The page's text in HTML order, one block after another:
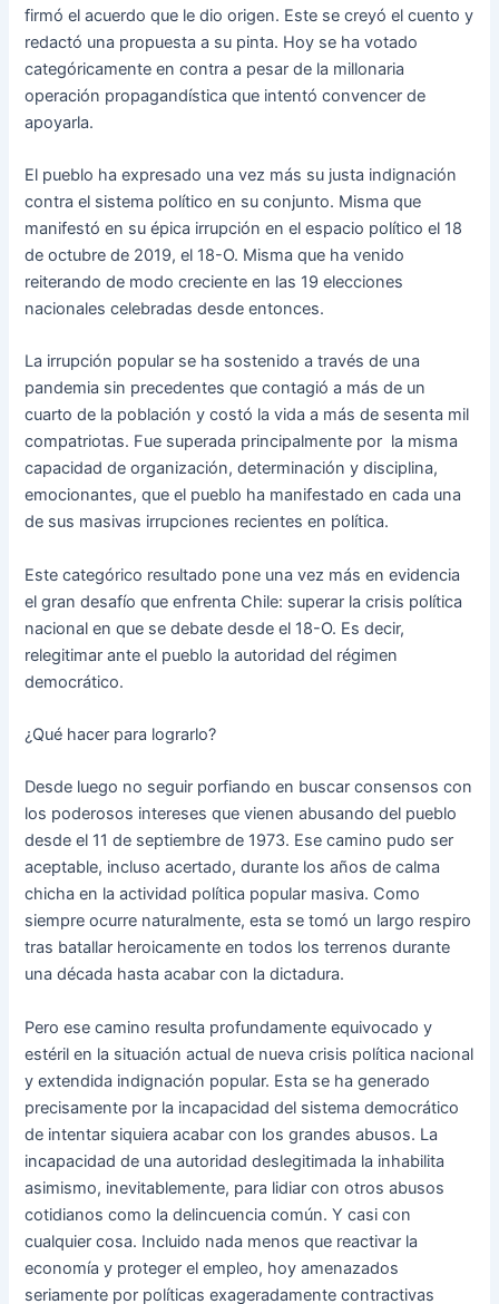
firmó el acuerdo que le dio origen. Este se creyó el cuento y
redactó una propuesta a su pinta. Hoy se ha votado
categóricamente en contra a pesar de la millonaria
operación propagandística que intentó convencer de
apoyarla.
El pueblo ha expresado una vez más su justa indignación
contra el sistema político en su conjunto. Misma que
manifestó en su épica irrupción en el espacio político el 18
de octubre de 2019, el 18-O. Misma que ha venido
reiterando de modo creciente en las 19 elecciones
nacionales celebradas desde entonces.
La irrupción popular se ha sostenido a través de una
pandemia sin precedentes que contagió a más de un
cuarto de la población y costó la vida a más de sesenta mil
compatriotas. Fue superada principalmente por la misma
capacidad de organización, determinación y disciplina,
emocionantes, que el pueblo ha manifestado en cada una
de sus masivas irrupciones recientes en política.
Este categórico resultado pone una vez más en evidencia
el gran desafío que enfrenta Chile: superar la crisis política
nacional en que se debate desde el 18-O. Es decir,
relegitimar ante el pueblo la autoridad del régimen
democrático.
¿Qué hacer para lograrlo?
Desde luego no seguir porfiando en buscar consensos con
los poderosos intereses que vienen abusando del pueblo
desde el 11 de septiembre de 1973. Ese camino pudo ser
aceptable, incluso acertado, durante los años de calma
chicha en la actividad política popular masiva. Como
siempre ocurre naturalmente, esta se tomó un largo respiro
tras batallar heroicamente en todos los terrenos durante
una década hasta acabar con la dictadura.
Pero ese camino resulta profundamente equivocado y
estéril en la situación actual de nueva crisis política nacional
y extendida indignación popular. Esta se ha generado
precisamente por la incapacidad del sistema democrático
de intentar siquiera acabar con los grandes abusos. La
incapacidad de una autoridad deslegitimada la inhabilita
asimismo, inevitablemente, para lidiar con otros abusos
cotidianos como la delincuencia común. Y casi con
cualquier cosa. Incluido nada menos que reactivar la
economía y proteger el empleo, hoy amenazados
seriamente por políticas exageradamente contractivas